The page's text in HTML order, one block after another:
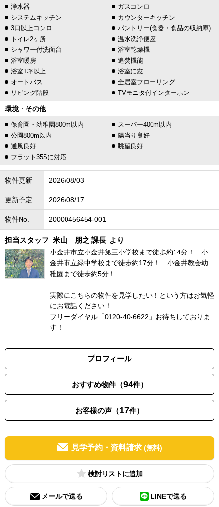
浄水器
ガスコンロ
システムキッチン
カウンターキッチン
3口以上コンロ
パントリー(食器・食品の収納庫)
トイレ2ヶ所
温水洗浄便座
シャワー付洗面台
浴室乾燥機
浴室暖房
追焚機能
浴室1坪以上
浴室に窓
オートバス
全居室フローリング
リビング階段
TVモニタ付インターホン
環境・その他
保育園・幼稚園800m以内
スーパー400m以内
公園800m以内
陽当り良好
通風良好
眺望良好
フラット35Sに対応
物件更新 2026/08/03
更新予定 2026/08/17
物件No. 20000456454-001
担当スタッフ 米山 朋之 課長 より
小金井市立小金井第三小学校まで徒歩約14分！ 小
金井市立緑中学校まで徒歩約17分！ 小金井教会幼
稚園まで徒歩約5分！
実際にこちらの物件を見学したい！という方はお気軽
にお電話ください！
フリーダイヤル「0120-40-6622」お待ちしておりま
す！
プロフィール
おすすめ物件（94件）
お客様の声（17件）
見学予約・資料請求 (無料)
検討リスト
メールで送る LINEで送る